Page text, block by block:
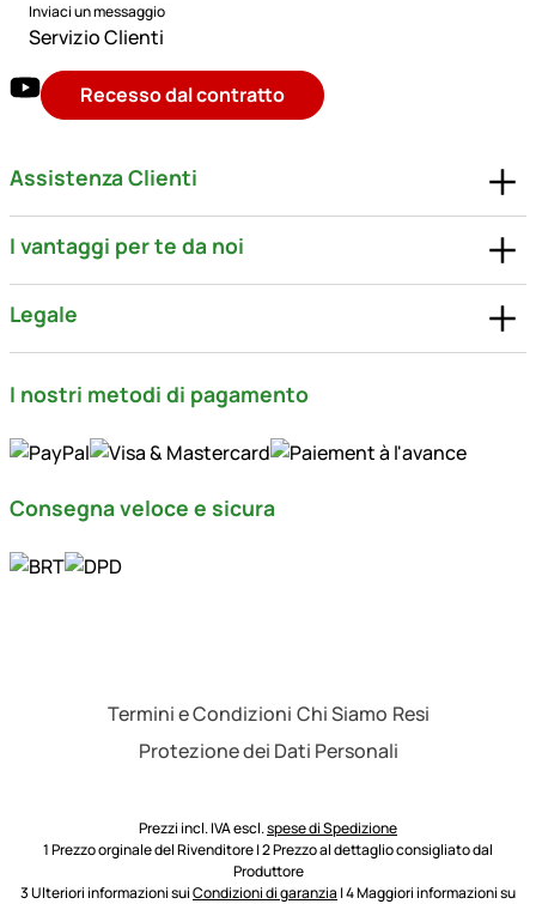
Inviaci un messaggio
Servizio Clienti
Recesso dal contratto
Assistenza Clienti
I vantaggi per te da noi
Legale
I nostri metodi di pagamento
Consegna veloce e sicura
Termini e Condizioni Chi Siamo Resi
Protezione dei Dati Personali
Prezzi incl. IVA escl.spese di Spedizione
1 Prezzo orginale del Rivenditore | 2 Prezzo al dettaglio consigliato dal
Produttore
3 Ulteriori informazioni suiCondizioni di garanzia | 4 Maggiori informazioni su